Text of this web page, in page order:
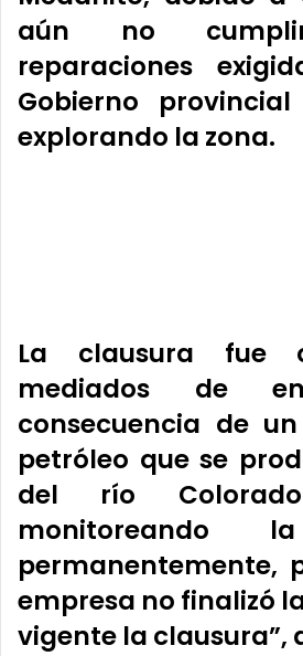
aún no
reparaciones
Gobierno
explorando la zona.
La clausura fue
mediados de
consecuencia de
petróleo que se
del río
monitoreando
permanentemente,
empresa no finalizó
vigente la clausura”,